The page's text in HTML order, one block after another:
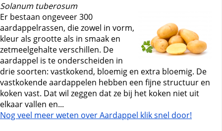
Solanum tuberosum
Er bestaan ongeveer 300
aardappelrassen, die zowel in vorm,
kleur als grootte als in smaak en
zetmeelgehalte verschillen. De
aardappel is te onderscheiden in
drie soorten: vastkokend, bloemig en extra bloemig. De
vastkokende aardappelen hebben een fijne structuur en
koken vast. Dat wil zeggen dat ze bij het koken niet uit
elkaar vallen en...
Nog veel meer weten over Aardappel klik snel door!